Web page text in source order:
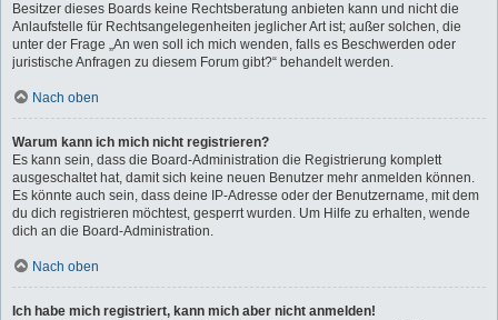
Besitzer dieses Boards keine Rechtsberatung anbieten kann und nicht die
Anlaufstelle für Rechtsangelegenheiten jeglicher Art ist; außer solchen, die
unter der Frage „An wen soll ich mich wenden, falls es Beschwerden oder
juristische Anfragen zu diesem Forum gibt?“ behandelt werden.
Nach oben
Warum kann ich mich nicht registrieren?
Es kann sein, dass die Board-Administration die Registrierung komplett
ausgeschaltet hat, damit sich keine neuen Benutzer mehr anmelden können.
Es könnte auch sein, dass deine IP-Adresse oder der Benutzername, mit dem
du dich registrieren möchtest, gesperrt wurden. Um Hilfe zu erhalten, wende
dich an die Board-Administration.
Nach oben
Ich habe mich registriert, kann mich aber nicht anmelden!